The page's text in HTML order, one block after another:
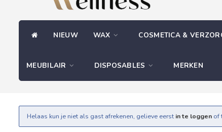
NIEUW WAX COSMETICA &
MEUBILAIR DISPOSABLES MERKEN
Helaas kun je niet als gast afrekenen, gelieve eerst in te loggen of